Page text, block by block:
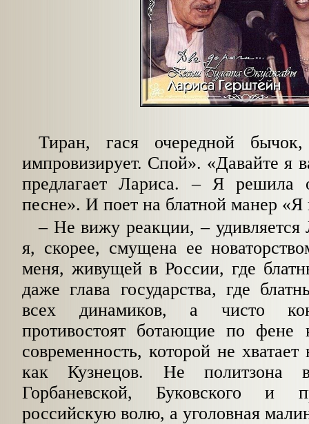
Тиран, гася очередной
импровизирует. Спой». «Давайте
предлагает Лариса. – Я решила
песне». И поет на блатной манер
– Не вижу реакции, – удивляется
я, скорее, смущена ее
меня, живущей в России, где
даже глава государства, где
всех динамиков, а чисто
противостоят ботающие по фене
современность, которой не
как Кузнецов. Не политзона
Горбаневской, Буковского
российскую волю, а уголовная